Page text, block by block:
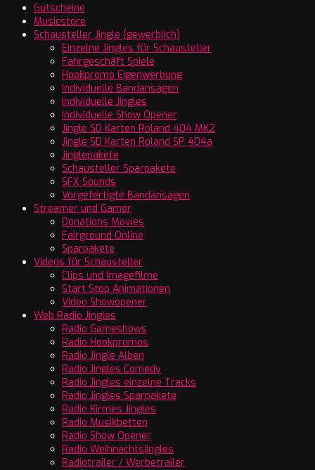
Gutscheine
Musicstore
Schausteller Jingle (gewerblich)
Einzelne Jingles für Schausteller
Fahrgeschäft Spiele
Hookpromo Eigenwerbung
Individuelle Bandansagen
Individuelle Jingles
Individuelle Show Opener
Jingle SD Karten Roland 404 MK2
Jingle SD Karten Roland SP 404a
Jinglepakete
Schausteller Sparpakete
SFX Sounds
Vorgefertigte Bandansagen
Streamer und Gamer
Donations Movies
Fairground Online
Sparpakete
Videos für Schausteller
Clips und Imagefilme
Start Stop Animationen
Video Showopener
Web Radio Jingles
Radio Gameshows
Radio Hookpromos
Radio Jingle Alben
Radio Jingles Comedy
Radio Jingles einzelne Tracks
Radio Jingles Sparpakete
Radio Kirmes Jingles
Radio Musikbetten
Radio Show Opener
Radio Weihnachtsjingles
Radiotrailer / Werbetrailer